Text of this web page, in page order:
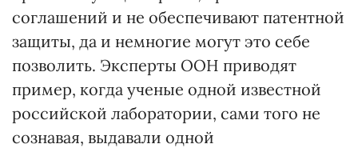
соглашений и не обеспечивают патентной
защиты, да и немногие могут это себе
позволить. Эксперты ООН приводят
пример, когда ученые одной известной
российской лаборатории, сами того не
сознавая, выдавали одной